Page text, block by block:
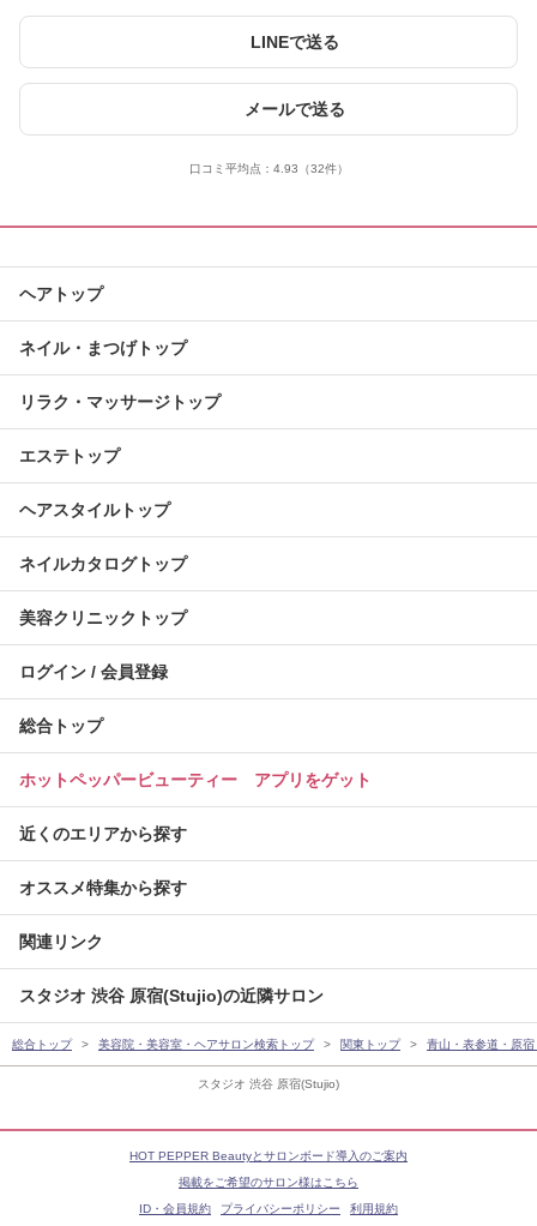
スタジオ 渋谷 原宿(Stujio)
LINEで送る
メールで送る
口コミ平均点： 4.93 （32件）
ヘアトップ
ネイル・まつげトップ
リラク・マッサージトップ
エステトップ
ヘアスタイルトップ
ネイルカタログトップ
美容クリニックトップ
ログイン / 会員登録
総合トップ
ホットペッパービューティー アプリをゲット
近くのエリアから探す
オススメ特集から探す
関連リンク
スタジオ 渋谷 原宿(Stujio)の近隣サロン
総合トップ 美容院・美容室・ヘアサロン検索トップ 関東トップ 青山・表参道・原宿
HOT PEPPER Beautyとサロンボード導入のご案内
掲載をご希望のサロン様はこちら
ID・会員規約
プライバシーポリシー 利用規約